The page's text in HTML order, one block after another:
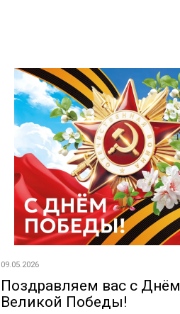
09.05.2026
Поздравляем вас с Днём
Beликoй Победы!